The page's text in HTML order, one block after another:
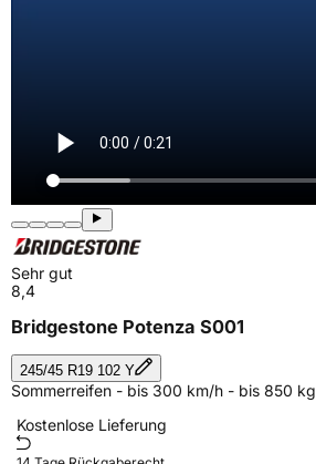
Sehr gut
8,4
Bridgestone Potenza S001
245/45 R19 102 Y
Sommerreifen - bis 300 km/h - bis 850 kg
Kostenlose Lieferung